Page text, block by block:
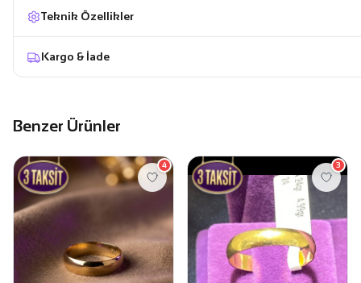
Teknik Özellikler
Kargo & İade
Benzer Ürünler
4 3